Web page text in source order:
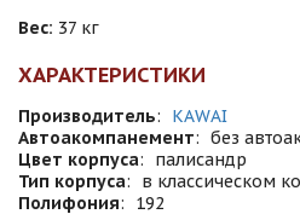
Вес: 37 кг
ХАРАКТЕРИСТИКИ
Производитель:
KAWAI
Автоакомпанемент: без
Цвет корпуса:
палисандр
Тип корпуса:
в классическом
Полифония: 192